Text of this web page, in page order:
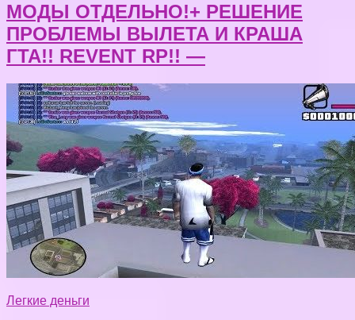
МОДЫ ОТДЕЛЬНО!+ РЕШЕНИЕ
ПРОБЛЕМЫ ВЫЛЕТА И КРАША
ГТА!! REVENT RP!! —
Легкие деньги